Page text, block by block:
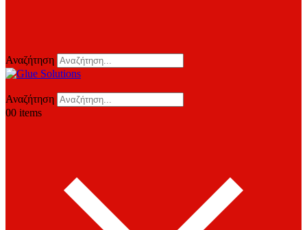
Αναζήτηση
Αναζήτηση
00 items